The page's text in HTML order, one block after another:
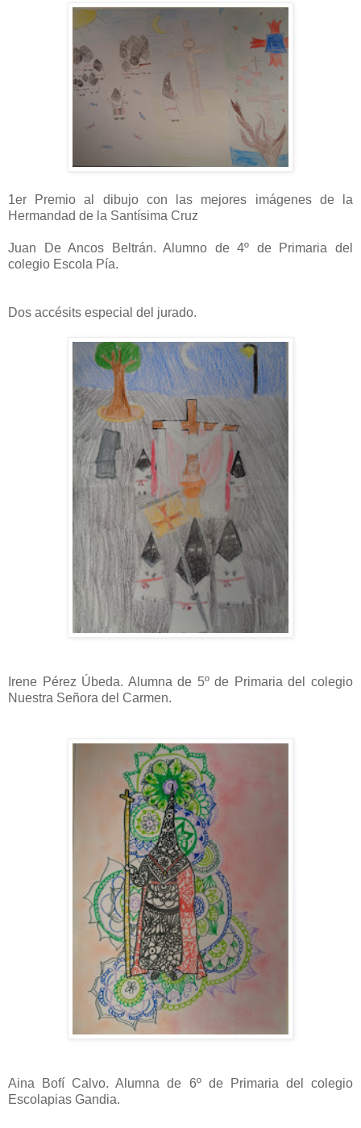
1er Premio al dibujo con las mejores imágenes de la
Hermandad de la Santísima Cruz
Juan De Ancos Beltrán. Alumno de 4º de Primaria del
colegio Escola Pía.
Dos accésits especial del jurado.
Irene Pérez Úbeda. Alumna de 5º de Primaria del colegio
Nuestra Señora del Carmen.
Aina Bofí Calvo. Alumna de 6º de Primaria del colegio
Escolapias Gandia.